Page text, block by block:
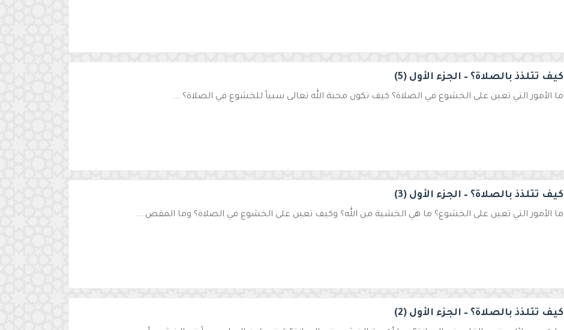
كيف تتلذذ بالصلاة؟ – الجزء الأول (5)
ما الأمور التي تعين على الخشوع في الصلاة؟ كيف تكون محبة الله تعالى سبباً للخشوع في الصلاة؟ ...
كيف تتلذذ بالصلاة؟ – الجزء الأول (3)
ما الأمور التي تعين على الخشوع؟ ما هي الخشية من الله؟ وكيف تعين على الخشوع في الصلاة؟ وما المقص ...
كيف تتلذذ بالصلاة؟ – الجزء الأول (2)